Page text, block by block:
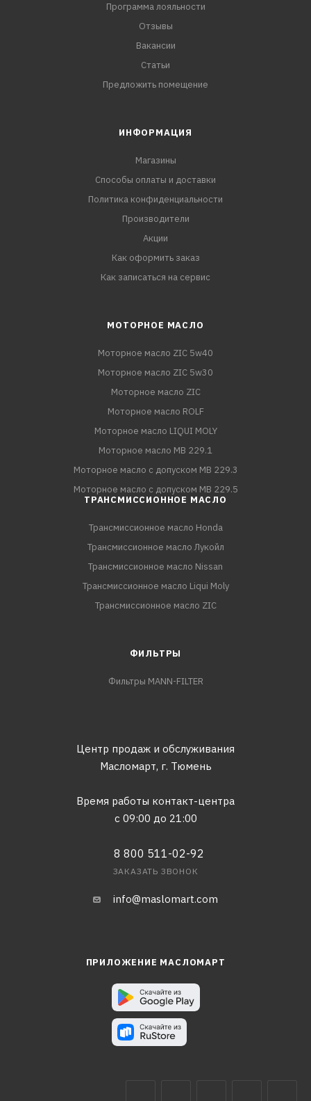
Программа лояльности
Отзывы
Вакансии
Статьи
Предложить помещение
ИНФОРМАЦИЯ
Магазины
Способы оплаты и доставки
Политика конфиденциальности
Производители
Акции
Как оформить заказ
Как записаться на сервис
МОТОРНОЕ МАСЛО
Моторное масло ZIC 5w40
Моторное масло ZIC 5w30
Моторное масло ZIC
Моторное масло ROLF
Моторное масло LIQUI MOLY
Моторное масло MB 229.1
Моторное масло с допуском MB 229.3
Моторное масло с допуском MB 229.5
ТРАНСМИССИОННОЕ МАСЛО
Трансмиссионное масло Honda
Трансмиссионное масло Лукойл
Трансмиссионное масло Nissan
Трансмиссионное масло Liqui Moly
Трансмиссионное масло ZIC
ФИЛЬТРЫ
Фильтры MANN-FILTER
Центр продаж и обслуживания
Масломарт, г. Тюмень
Время работы контакт-центра
с 09:00 до 21:00
8 800 511-02-92
ЗАКАЗАТЬ ЗВОНОК
info@maslomart.com
ПРИЛОЖЕНИЕ МАСЛОМАРТ